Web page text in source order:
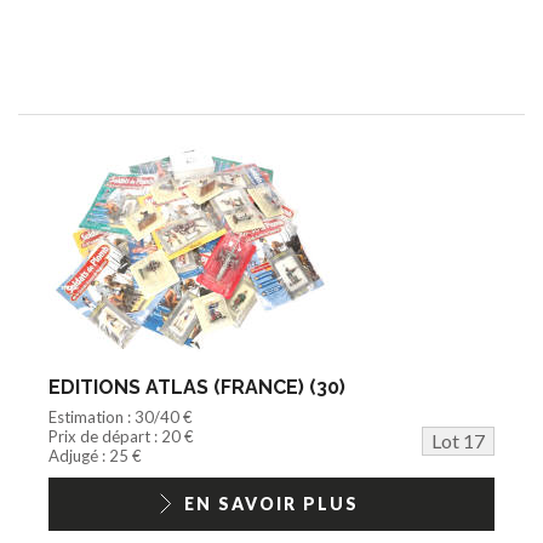
EDITIONS ATLAS (FRANCE) (30)
Estimation : 30/40 €
Prix de départ : 20 €
Lot 17
Adjugé : 25 €
EN SAVOIR PLUS